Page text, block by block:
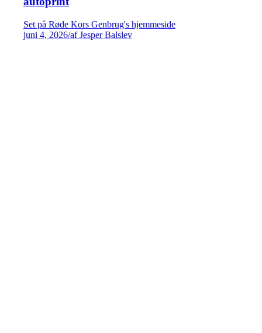
Set på Røde Kors Genbrug's hjemmeside
juni 4, 2026/af Jesper Balslev